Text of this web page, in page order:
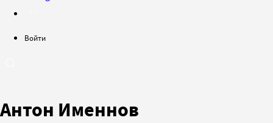
Войти
Антон Именнов